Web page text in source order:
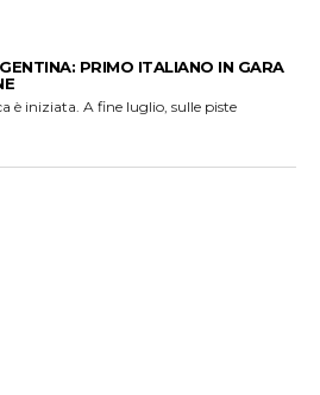
PRIMO ITALIANO IN GARA
è iniziata. A fine luglio, sulle piste